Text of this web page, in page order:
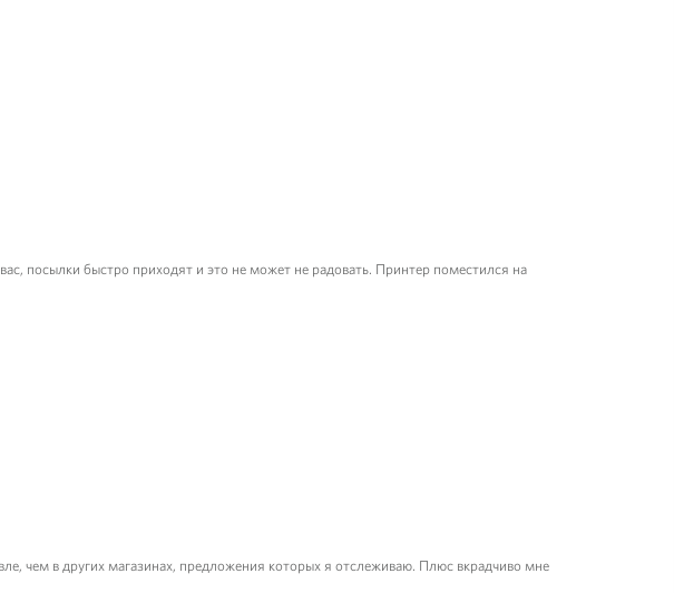
посылки быстро приходят и это не может не радовать. Принтер поместился на
чем в других магазинах, предложения которых я отслеживаю. Плюс вкрадчиво мне